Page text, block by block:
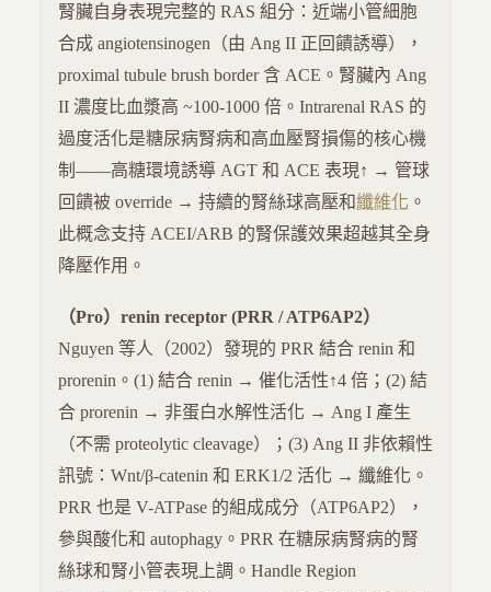
腎臟自身表現完整的 RAS 組分：近端小管細胞
合成 angiotensinogen（由 Ang II 正回饋誘導），
proximal tubule brush border 含 ACE。腎臟內 Ang
II 濃度比血漿高 ~100-1000 倍。Intrarenal RAS 的
過度活化是糖尿病腎病和高血壓腎損傷的核心機
制——高糖環境誘導 AGT 和 ACE 表現↑ → 管球
回饋被 override → 持續的腎絲球高壓和纖維化 。
此概念支持 ACEI/ARB 的腎保護效果超越其全身
降壓作用。
（Pro）renin receptor (PRR / ATP6AP2）
Nguyen 等人（2002）發現的 PRR 結合 renin 和
prorenin。(1) 結合 renin → 催化活性↑4 倍；(2) 結
合 prorenin → 非蛋白水解性活化 → Ang I 產生
（不需 proteolytic cleavage）；(3) Ang II 非依賴性
訊號：Wnt/β-catenin 和 ERK1/2 活化 → 纖維化。
PRR 也是 V-ATPase 的組成成分（ATP6AP2），
參與酸化和 autophagy。PRR 在糖尿病腎病的腎
絲球和腎小管表現上調。Handle Region